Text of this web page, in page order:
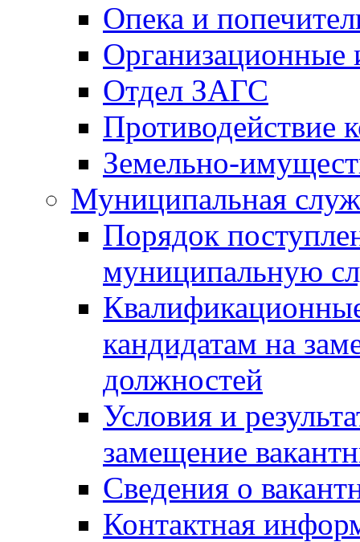
Опека и
Отдел ЗАГС
Противодействие
Земельно-
Муниципальная
Порядок
муниципальную
кандидатам на
должностей
Условия и
замещение
Сведения о
Контактная